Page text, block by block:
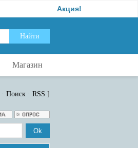
Магазин
· Поиск · RSS ]